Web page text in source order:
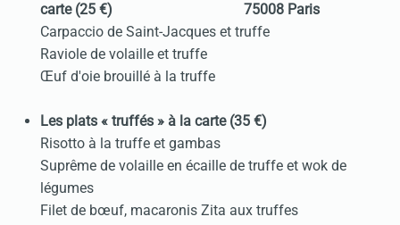
carte (25 €)
Carpaccio de Saint-Jacques et truffe
Raviole de volaille et truffe
Œuf d'oie brouillé à la truffe
Les plats « truffés » à la carte (35 €)
Risotto à la truffe et gambas
Suprême de volaille en écaille de truffe et wok de
légumes
Filet de bœuf, macaronis Zita aux truffes